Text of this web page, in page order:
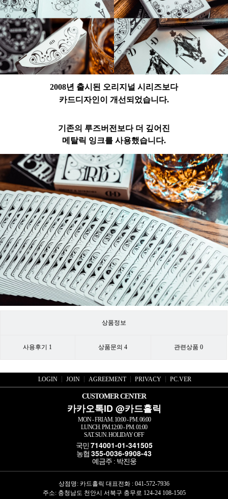
2008년 출시된 오리지널 시리즈보다
카드디자인이 개선되었습니다.
기존의 루즈버전보다 더 깊어진
메탈릭 잉크를 사용했습니다.
상품정보
사용후기 1 상품문의4 관련상품0
LOGIN JOIN AGREEMENT PRIVACY PC.VER
CUSTOMER CENTER
카카오톡ID @카드홀릭
MON - FRI AM. 10:00 - PM. 06:00
LUNCH. PM.12:00 - PM. 01:00
SAT. SUN. HOLIDAY OFF
국민 714001-01-341505
농협 355-0036-9908-43
예금주 : 박진웅
상점명: 카드홀릭 대표전화 : 041-572-7936
주소: 충청남도 천안시 서북구 충무로 124-24 108-1505